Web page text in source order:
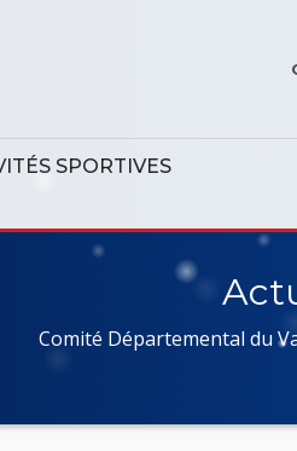
SPORTIVES
Comité Départemental du